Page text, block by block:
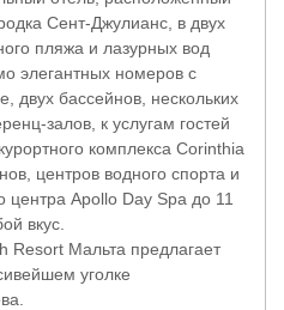
Сент-Джулианс, в двух
пляжа и лазурных вод
элегантных номеров с
двух бассейнов, нескольких
залов, к услугам гостей
комплекса Corinthia
центров водного спорта и
центра Apollo Day Spa до 11
вкус.
Resort Мальта предлагает
уголке